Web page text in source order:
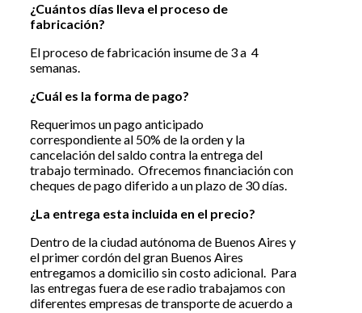
¿Cuántos días lleva el proceso de
fabricación?
El proceso de fabricación insume de 3 a 4
semanas.
¿Cuál es la forma de pago?
Requerimos un pago anticipado
correspondiente al 50% de la orden y la
cancelación del saldo contra la entrega del
trabajo terminado. Ofrecemos financiación con
cheques de pago diferido a un plazo de 30 días.
¿La entrega esta incluida en el precio?
Dentro de la ciudad autónoma de Buenos Aires y
el primer cordón del gran Buenos Aires
entregamos a domicilio sin costo adicional. Para
las entregas fuera de ese radio trabajamos con
diferentes empresas de transporte de acuerdo a